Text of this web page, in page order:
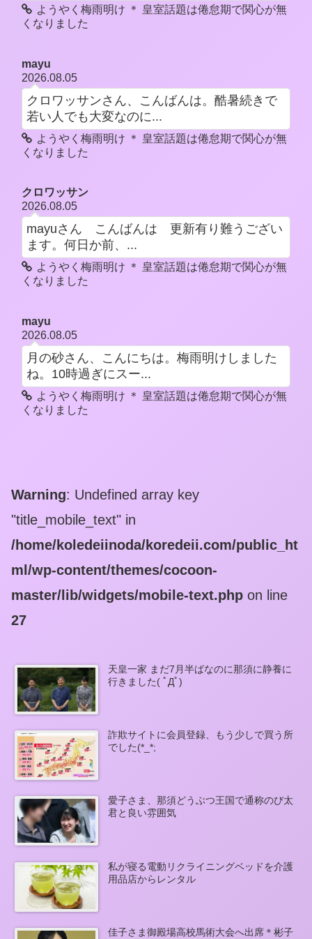
ようやく梅雨明け ＊ 皇室話題は倦怠期で関心が無
くなりました
mayu
2026.08.05
クロワッサンさん、こんばんは。酷暑続きで
若い人でも大変なのに...
ようやく梅雨明け ＊ 皇室話題は倦怠期で関心が無
くなりました
クロワッサン
2026.08.05
mayuさん こんばんは 更新有り難うござい
ます。何日か前、...
ようやく梅雨明け ＊ 皇室話題は倦怠期で関心が無
くなりました
mayu
2026.08.05
月の砂さん、こんにちは。梅雨明けしました
ね。10時過ぎにスー...
ようやく梅雨明け ＊ 皇室話題は倦怠期で関心が無
くなりました
Warning: Undefined array key
"title_mobile_text" in
/home/koledeiinoda/koredeii.com/public_ht
ml/wp-content/themes/cocoon-
master/lib/widgets/mobile-text.php on line
27
天皇一家 まだ7月半ばなのに那須に静養に
行きました( ﾟДﾟ)
詐欺サイトに会員登録、もう少しで買う所
でした(*_*;
愛子さま、那須どうぶつ王国で通称のび太
君と良い雰囲気
私が寝る電動リクライニングベッドを介護
用品店からレンタル
佳子さま御殿場高校馬術大会へ出席＊彬子